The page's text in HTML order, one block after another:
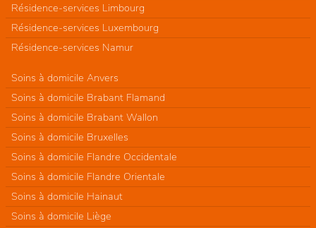
Résidence-services Limbourg
Résidence-services Luxembourg
Résidence-services Namur
Soins à domicile Anvers
Soins à domicile Brabant Flamand
Soins à domicile Brabant Wallon
Soins à domicile Bruxelles
Soins à domicile Flandre Occidentale
Soins à domicile Flandre Orientale
Soins à domicile Hainaut
Soins à domicile Liège